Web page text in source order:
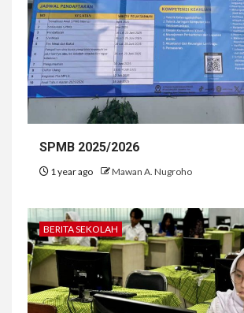
SPMB 2025/2026
1 year ago Mawan A. Nugroho
BERITA SEKOLAH